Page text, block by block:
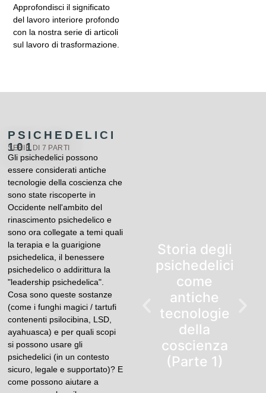
Approfondisci il significato
del lavoro interiore profondo
con la nostra serie di articoli
sul lavoro di trasformazione.
PSICHEDELICI
101
SERIE DI 7 PARTI
Gli psichedelici possono
essere considerati antiche
tecnologie della coscienza che
sono state riscoperte in
Occidente nell'ambito del
rinascimento psichedelico e
sono ora collegate a temi quali
la terapia e la guarigione
psichedelica, il benessere
psichedelico o addirittura la
"leadership psichedelica".
Cosa sono queste sostanze
(come i funghi magici / tartufi
contenenti psilocibina, LSD,
ayahuasca) e per quali scopi
si possono usare gli
psichedelici (in un contesto
sicuro, legale e supportato)? E
come possono aiutare a
Storia degli
psichedelici
come
antiche
tecnologie
della
coscienza
(Parte 1)